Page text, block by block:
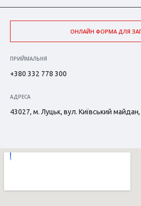
ОНЛАЙН ФОРМА ДЛЯ
ПРИЙМАЛЬНЯ
+380 332 778 300
АДРЕСА
43027, м. Луцьк, вул. Київський майдан,